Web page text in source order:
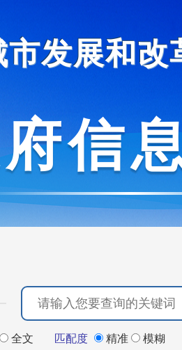
发展和改
信
全文 匹配度 精准 模糊